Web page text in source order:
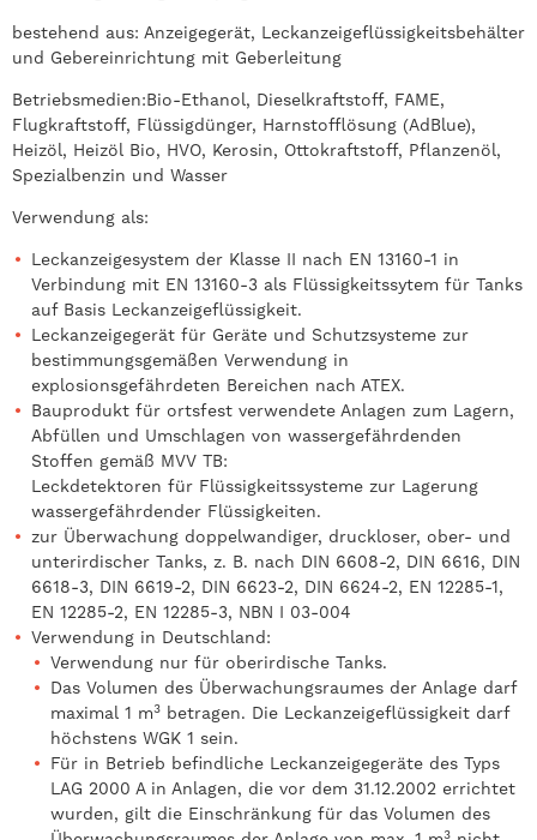
bestehend aus: Anzeigegerät, Leckanzeigeflüssigkeitsbehälter
und Gebereinrichtung mit Geberleitung
Betriebsmedien:Bio-Ethanol, Dieselkraftstoff, FAME,
Flugkraftstoff, Flüssigdünger, Harnstofflösung (AdBlue),
Heizöl, Heizöl Bio, HVO, Kerosin, Ottokraftstoff, Pflanzenöl,
Spezialbenzin und Wasser
Verwendung als:
Leckanzeigesystem der Klasse II nach EN 13160-1 in
Verbindung mit EN 13160-3 als Flüssigkeitssytem für Tanks
auf Basis Leckanzeigeflüssigkeit.
Leckanzeigegerät für Geräte und Schutzsysteme zur
bestimmungsgemäßen Verwendung in
explosionsgefährdeten Bereichen nach ATEX.
Bauprodukt für ortsfest verwendete Anlagen zum Lagern,
Abfüllen und Umschlagen von wassergefährdenden
Stoffen gemäß MVV TB:
Leckdetektoren für Flüssigkeitssysteme zur Lagerung
wassergefährdender Flüssigkeiten.
zur Überwachung doppelwandiger, druckloser, ober- und
unterirdischer Tanks, z. B. nach DIN 6608-2, DIN 6616, DIN
6618-3, DIN 6619-2, DIN 6623-2, DIN 6624-2, EN 12285-1,
EN 12285-2, EN 12285-3, NBN I 03-004
Verwendung in Deutschland:
Verwendung nur für oberirdische Tanks.
Das Volumen des Überwachungsraumes der Anlage darf
maximal 1 m3 betragen. Die Leckanzeigeflüssigkeit darf
höchstens WGK 1 sein.
Für in Betrieb befindliche Leckanzeigegeräte des Typs
LAG 2000 A in Anlagen, die vor dem 31.12.2002 errichtet
wurden, gilt die Einschränkung für das Volumen des
3